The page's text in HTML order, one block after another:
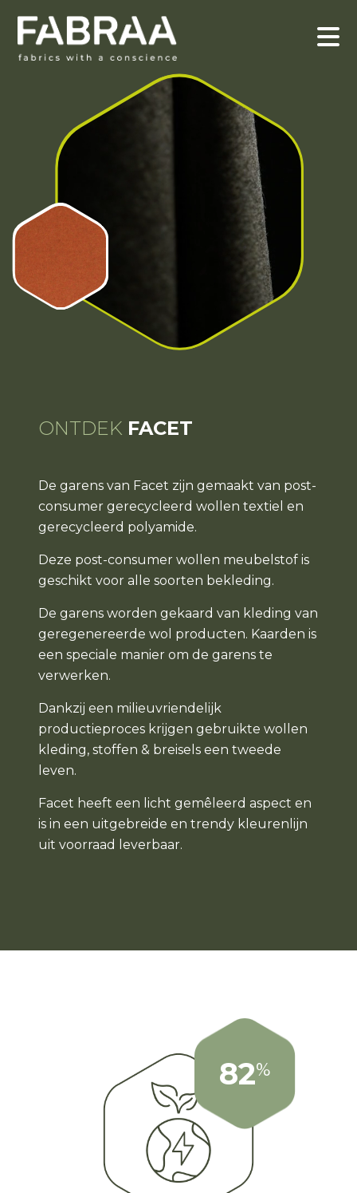
ONTDEK FACET
De garens van Facet zijn gemaakt van post-
consumer gerecycleerd wollen textiel en
gerecycleerd polyamide.
Deze post-consumer wollen meubelstof is
geschikt voor alle soorten bekleding.
De garens worden gekaard van kleding van
geregenereerde wol producten. Kaarden is
een speciale manier om de garens te
verwerken.
Dankzij een milieuvriendelijk
productieproces krijgen gebruikte wollen
kleding, stoffen & breisels een tweede
leven.
Facet heeft een licht gemêleerd aspect en
is in een uitgebreide en trendy kleurenlijn
uit voorraad leverbaar.
82%